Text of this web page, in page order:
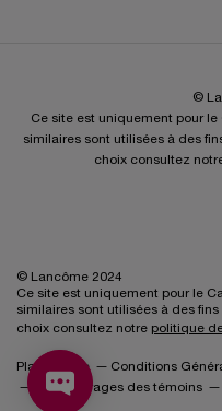
©
Ce site est uniquement pour
similaires sont utilisées à des
choix consultez
© Lancôme 2024
Ce site est uniquement pour le
similaires sont utilisées à des
choix consultez notre politique
Plan du Site Conditions
Paramétrages des témoins